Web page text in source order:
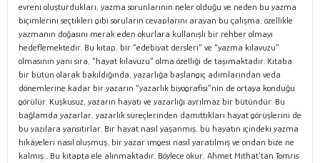
evreni oluşturdukları, yazma sorunlarının neler olduğu ve neden bu yazma
biçimlerini seçtikleri gibi soruların cevaplarını arayan bu çalışma, özellikle
yazmanın doğasını merak eden okurlara kullanışlı bir rehber olmayı
hedeflemektedir. Bu kitap, bir “edebiyat dersleri” ve “yazma kılavuzu”
olmasının yanı sıra, “hayat kılavuzu” olma özelliği de taşımaktadır. Kitaba
bir bütün olarak bakıldığında, yazarlığa başlangıç adımlarından veda
dönemlerine kadar bir yazarın “yazarlık biyografisi”nin de ortaya konduğu
görülür. Kuşkusuz, yazarın hayatı ve yazarlığı ayrılmaz bir bütündür. Bu
bağlamda yazarlar, yazarlık süreçlerinden damıttıkları hayat görüşlerini de
bu yazılara yansıtırlar. Bir hayat nasıl yaşanmış, bu hayatın içindeki yazma
hikâyeleri nasıl oluşmuş, bir yazar imgesi nasıl yaratılmış ve ondan bize ne
kalmış... Bu kitapta ele alınmaktadır. Böylece okur, Ahmet Mithat’tan Tomris